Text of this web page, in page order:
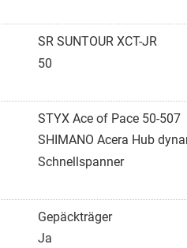
SR SUNTOUR XCT-JR
50
STYX Ace of Pace 50-507
SHIMANO Acera Hub
Schnellspanner
Gepäckträger
Ja